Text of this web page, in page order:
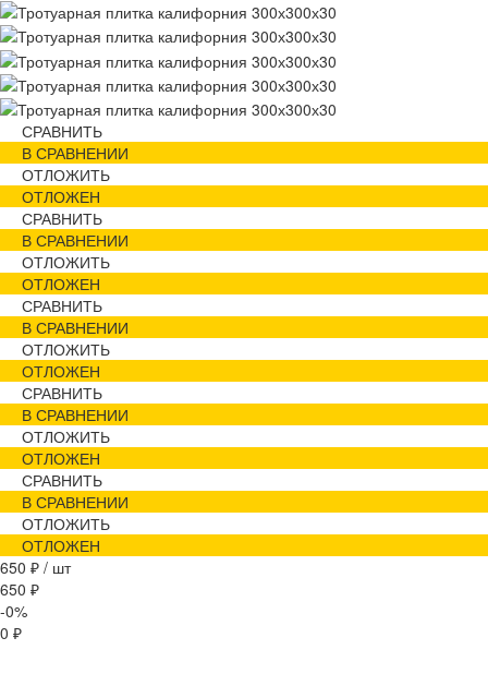
СРАВНИТЬ
В СРАВНЕНИИ
ОТЛОЖИТЬ
ОТЛОЖЕН
СРАВНИТЬ
В СРАВНЕНИИ
ОТЛОЖИТЬ
ОТЛОЖЕН
СРАВНИТЬ
В СРАВНЕНИИ
ОТЛОЖИТЬ
ОТЛОЖЕН
СРАВНИТЬ
В СРАВНЕНИИ
ОТЛОЖИТЬ
ОТЛОЖЕН
СРАВНИТЬ
В СРАВНЕНИИ
ОТЛОЖИТЬ
ОТЛОЖЕН
650 ₽ / шт
650 ₽
-0%
0 ₽